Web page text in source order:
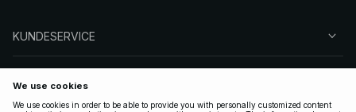
KUNDESERVICE